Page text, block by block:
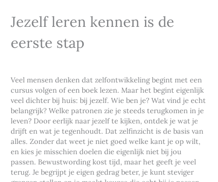
Jezelf leren kennen is de
eerste stap
Veel mensen denken dat zelfontwikkeling begint met een
cursus volgen of een boek lezen. Maar het begint eigenlijk
veel dichter bij huis: bij jezelf. Wie ben je? Wat vind je echt
belangrijk? Welke patronen zie je steeds terugkomen in je
leven? Door eerlijk naar jezelf te kijken, ontdek je wat je
drijft en wat je tegenhoudt. Dat zelfinzicht is de basis van
alles. Zonder dat weet je niet goed welke kant je op wilt,
en kies je misschien doelen die eigenlijk niet bij jou
passen. Bewustwording kost tijd, maar het geeft je veel
terug. Je begrijpt je eigen gedrag beter, je kunt steviger